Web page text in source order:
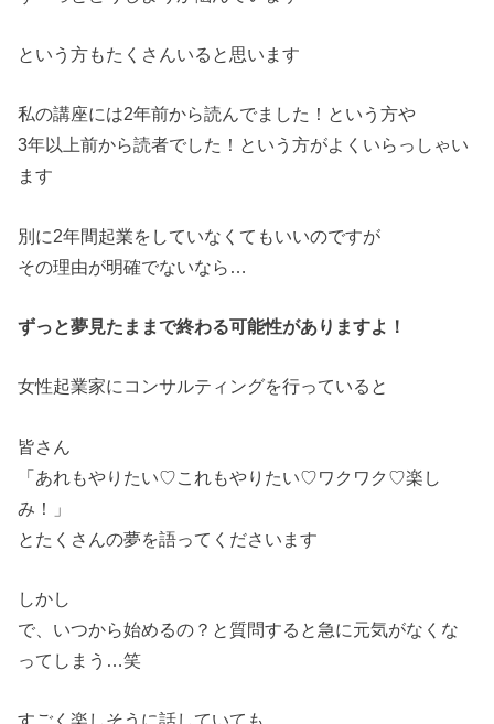
という方もたくさんいると思います
私の講座には2年前から読んでました！という方や
3年以上前から読者でした！という方がよくいらっしゃい
ます
別に2年間起業をしていなくてもいいのですが
その理由が明確でないなら…
ずっと夢見たままで終わる可能性がありますよ！
女性起業家にコンサルティングを行っていると
皆さん
「あれもやりたい♡これもやりたい♡ワクワク♡楽し
み！」
とたくさんの夢を語ってくださいます
しかし
で、いつから始めるの？と質問すると急に元気がなくな
ってしまう…笑